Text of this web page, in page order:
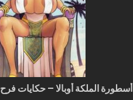
أسطورة الملكة أوبالا – حكايات فرح